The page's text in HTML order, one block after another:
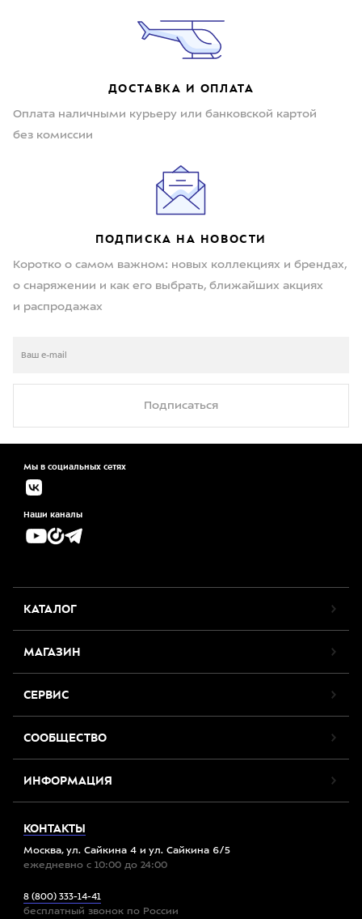
ДОСТАВКА И ОПЛАТА
Оплата наличными курьеру или банковской картой
без комиссии
ПОДПИСКА НА НОВОСТИ
Коротко о самом важном: новых коллекциях и брендах,
о снаряжении и как его выбрать, ближайших акциях
и распродажах
Подписаться
Мы в социальных сетях
Наши каналы
КАТАЛОГ
МАГАЗИН
СЕРВИС
СООБЩЕСТВО
ИНФОРМАЦИЯ
КОНТАКТЫ
Москва, ул. Сайкина 4 и ул. Сайкина 6/5
ежедневно с 10:00 до 24:00
8 (800) 333-14-41
бесплатный звонок по России